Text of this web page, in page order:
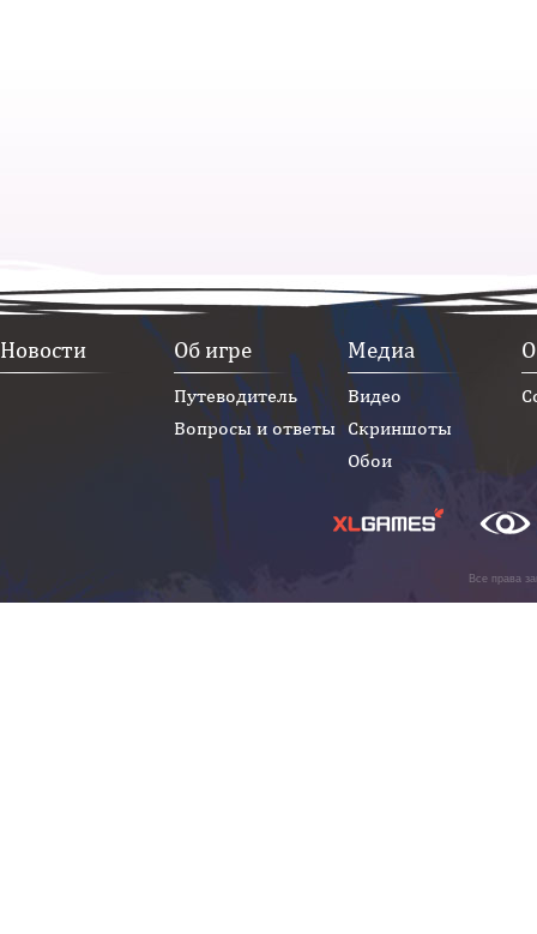
Новости Об игре
Путеводитель
Вопросы и ответы
Медиа
Видео
Скриншоты
Обои
Все права